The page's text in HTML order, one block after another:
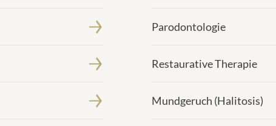
Parodontologie
Restaurative Therapie
Mundgeruch (Halitosis)